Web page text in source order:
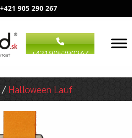
+421 905 290 267
+421905290267
/ Halloween Lauf